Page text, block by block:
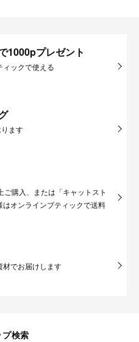
1000pプレゼント
ィックで使える
ます
ご購入、または「キャットスト
はオンラインブティックで送料
材でお届けします
検索